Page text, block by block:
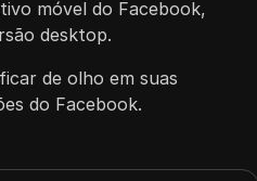
móvel do Facebook,
desktop.
de olho em suas
do Facebook.